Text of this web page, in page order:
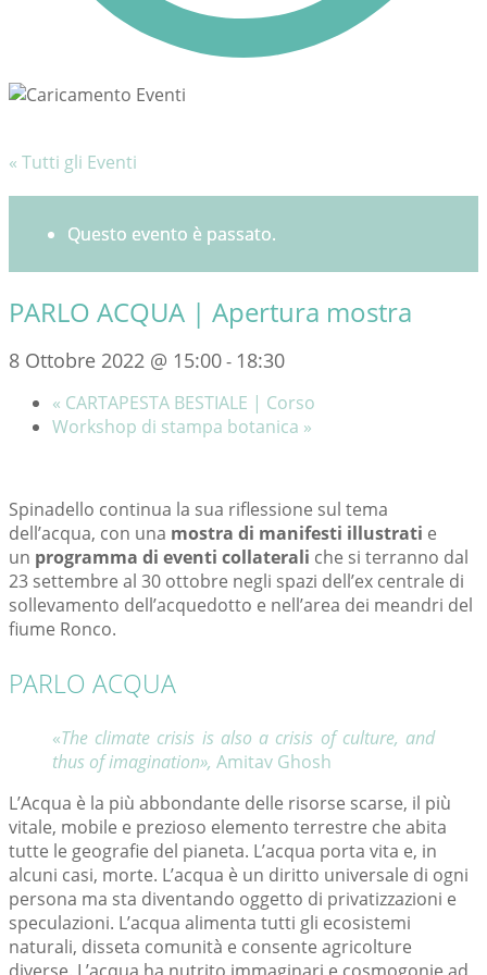
« Tutti gli Eventi
Questo evento è passato.
PARLO ACQUA | Apertura mostra
8 Ottobre 2022 @ 15:00- 18:30
« CARTAPESTA BESTIALE | Corso
Workshop di stampa botanica »
Spinadello continua la sua riflessione sul tema
dell’acqua, con una mostra di manifesti illustrati e
un programma di eventi collaterali che si terranno dal
23 settembre al 30 ottobre negli spazi dell’ex centrale di
sollevamento dell’acquedotto e nell’area dei meandri del
fiume Ronco.
PARLO ACQUA
«The climate crisis is also a crisis of culture, and
thus of imagination», Amitav Ghosh
L’Acqua è la più abbondante delle risorse scarse, il più
vitale, mobile e prezioso elemento terrestre che abita
tutte le geografie del pianeta. L’acqua porta vita e, in
alcuni casi, morte. L’acqua è un diritto universale di ogni
persona ma sta diventando oggetto di privatizzazioni e
speculazioni. L’acqua alimenta tutti gli ecosistemi
naturali, disseta comunità e consente agricolture